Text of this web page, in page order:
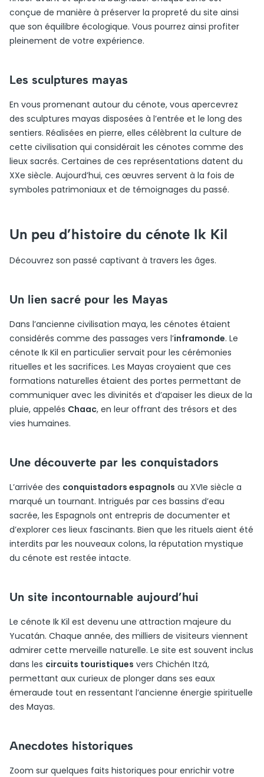
conçue de manière à préserver la propreté du site ainsi
que son équilibre écologique. Vous pourrez ainsi profiter
pleinement de votre expérience.
Les sculptures mayas
En vous promenant autour du cénote, vous apercevrez
des sculptures mayas disposées à l’entrée et le long des
sentiers. Réalisées en pierre, elles célèbrent la culture de
cette civilisation qui considérait les cénotes comme des
lieux sacrés. Certaines de ces représentations datent du
XXe siècle. Aujourd’hui, ces œuvres servent à la fois de
symboles patrimoniaux et de témoignages du passé.
Un peu d’histoire du cénote Ik Kil
Découvrez son passé captivant à travers les âges.
Un lien sacré pour les Mayas
Dans l’ancienne civilisation maya, les cénotes étaient
considérés comme des passages vers l’inframonde. Le
cénote Ik Kil en particulier servait pour les cérémonies
rituelles et les sacrifices. Les Mayas croyaient que ces
formations naturelles étaient des portes permettant de
communiquer avec les divinités et d’apaiser les dieux de la
pluie, appelés Chaac, en leur offrant des trésors et des
vies humaines.
Une découverte par les conquistadors
L’arrivée des conquistadors espagnols au XVIe siècle a
marqué un tournant. Intrigués par ces bassins d’eau
sacrée, les Espagnols ont entrepris de documenter et
d’explorer ces lieux fascinants. Bien que les rituels aient été
interdits par les nouveaux colons, la réputation mystique
du cénote est restée intacte.
Un site incontournable aujourd’hui
Le cénote Ik Kil est devenu une attraction majeure du
Yucatán. Chaque année, des milliers de visiteurs viennent
admirer cette merveille naturelle. Le site est souvent inclus
dans les circuits touristiques vers Chichén Itzá,
permettant aux curieux de plonger dans ses eaux
émeraude tout en ressentant l’ancienne énergie spirituelle
des Mayas.
Anecdotes historiques
Zoom sur quelques faits historiques pour enrichir votre